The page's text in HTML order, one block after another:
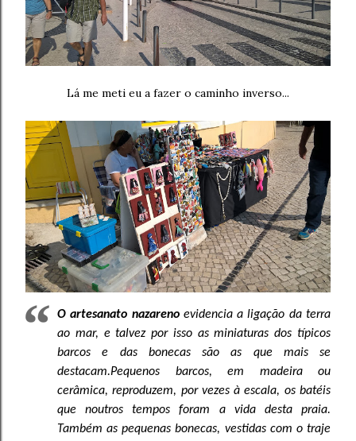
Lá me meti eu a fazer o caminho inverso...
O artesanato nazareno evidencia a ligação da terra
ao mar, e talvez por isso as miniaturas dos típicos
barcos e das bonecas são as que mais se
destacam.Pequenos barcos, em madeira ou
cerâmica, reproduzem, por vezes à escala, os batéis
que noutros tempos foram a vida desta praia.
Também as pequenas bonecas, vestidas com o traje